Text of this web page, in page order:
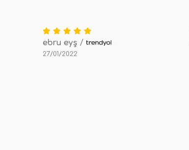
ebru eyş /
27/01/2022